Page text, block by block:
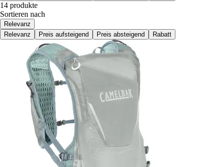
14 produkte
Sortieren nach
Relevanz
Relevanz
Preis aufsteigend Preis absteigend Rabatt